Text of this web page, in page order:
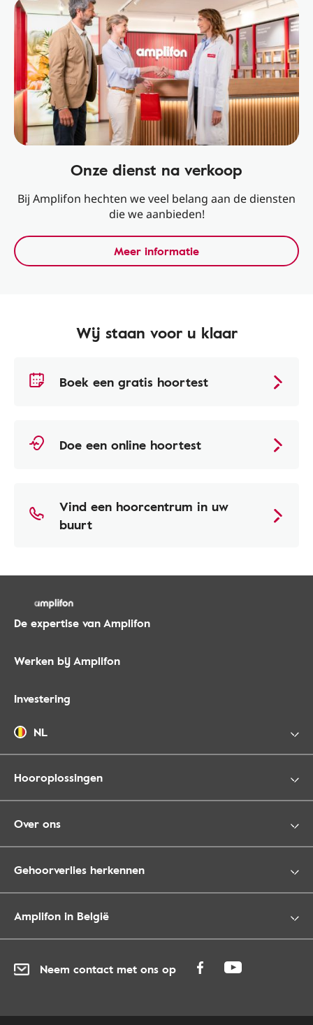
Onze dienst na verkoop
Bij Amplifon hechten we veel belang aan de diensten
die we aanbieden!
Meer informatie
Wij staan voor u klaar
Boek een gratis hoortest
Doe een online hoortest
Vind een hoorcentrum in uw
buurt
De expertise van Amplifon
Werken bij Amplifon
Investering
NL
Hooroplossingen
Over ons
Gehoorverlies herkennen
Amplifon in België
Neem contact met ons op